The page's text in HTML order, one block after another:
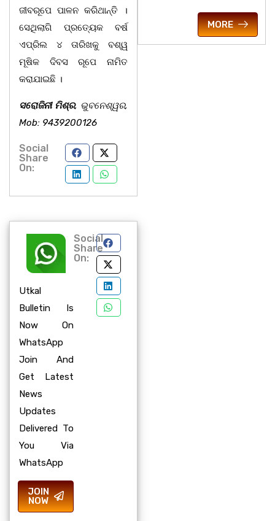
ଜୀବରୂପେ ପାଳନ କରିଥାନ୍ତି ।
ସେଥିଲାଗି ପ୍ରତ୍ୟେକ ବର୍ଷ
ଏପ୍ରିଲ ୪ ତାରିଖକୁ ବଶ୍ୱ
ମୂଷିକ ଦିବସ ରୂପେ ନାମିତ
କରାଯାଇଛି ।
ସରୋଜିନୀ ମିଶ୍ର, ଭୁବନେଶ୍ୱର,
Mob: 9439200126
Social
Share
On:
Utkal
Bulletin Is
Now On
WhatsApp
Join And
Get Latest
News
Updates
Delivered To
You Via
WhatsApp
JOIN
NOW
Social
Share
On:
MORE